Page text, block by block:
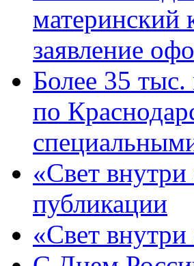
материнский
заявление
Более 35
по
«Свет
публикации
«Свет